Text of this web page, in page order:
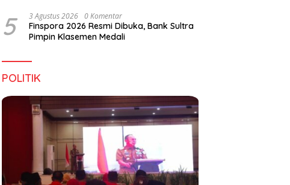
5 3 Agustus 2026 0 Komentar
Finspora 2026 Resmi Dibuka, Bank Sultra
Pimpin Klasemen Medali
POLITIK